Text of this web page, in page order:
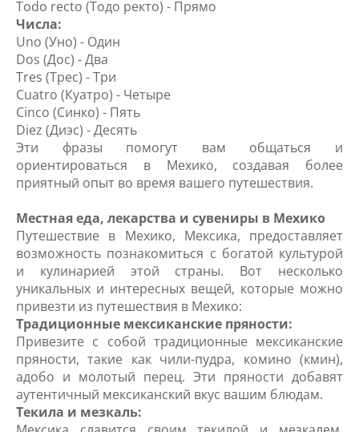
Todo recto (Тодо ректо) - Прямо
Числа:
Uno (Уно) - Один
Dos (Дос) - Два
Tres (Трес) - Три
Cuatro (Куатро) - Четыре
Cinco (Синко) - Пять
Diez (Диэс) - Десять
Эти фразы помогут вам общаться и
ориентироваться в Мехико, создавая более
приятный опыт во время вашего путешествия.
Местная еда, лекарства и сувениры в Мехико
Путешествие в Мехико, Мексика, предоставляет
возможность познакомиться с богатой культурой
и кулинарией этой страны. Вот несколько
уникальных и интересных вещей, которые можно
привезти из путешествия в Мехико:
Традиционные мексиканские пряности:
Привезите с собой традиционные мексиканские
пряности, такие как чили-пудра, комино (кмин),
адобо и молотый перец. Эти пряности добавят
аутентичный мексиканский вкус вашим блюдам.
Текила и мезкаль: